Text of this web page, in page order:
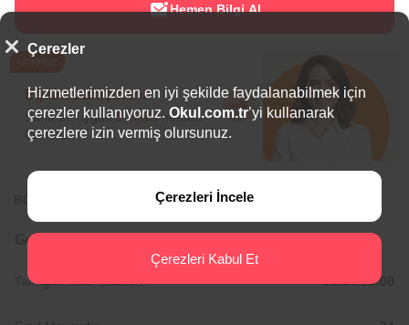
Hemen Bilgi Al
Eğitim Danışmanı
Sana en uygun5 okuluhemen
bulalım.
BÖLGEDE ÖNE ÇIKAN OKULLAR
Genel Bilgiler
Tam gün Okul Saatleri: 08:30/18:00
Çerezler
Hizmetlerimizden en iyi şekilde faydalanabilmek için
çerezler kullanıyoruz. Okul.com.tr’yi kullanarak
çerezlere izin vermiş olursunuz.
Çerezleri İncele
Çerezleri Kabul Et